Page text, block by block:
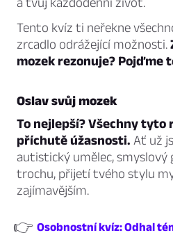
Tento kvíz ti neřekne
zrcadlo odrážející možnosti.
mozek rezonuje? Pojďme
Oslav svůj mozek
To nejlepší? Všechny tyto
příchutě úžasnosti. Ať už
autistický umělec, smyslový
trochu, přijetí tvého stylu
zajímavějším.
👉 Osobnostní kvíz: Odhal